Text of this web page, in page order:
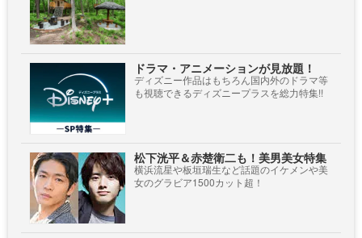
ドラマ・アニメーションが見放題！
ディズニー作品はもちろん国内外のドラマ等
も視聴できるディズニープラスを総力特集!!
松下洸平＆赤楚衛二も！美男美女特集
横浜流星や板垣瑞生など話題のイケメンや美
女のグラビア1500カット超！